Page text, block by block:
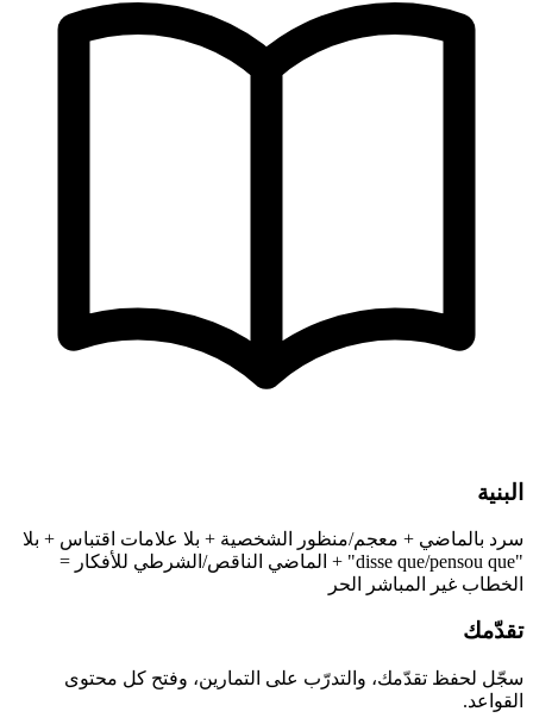
البنية
سرد بالماضي + معجم/منظور الشخصية + بلا علامات اقتباس + بلا
"disse que/pensou que" + الماضي الناقص/الشرطي للأفكار =
الخطاب غير المباشر الحر
تقدّمك
سجّل لحفظ تقدّمك، والتدرّب على التمارين، وفتح كل محتوى
القواعد.